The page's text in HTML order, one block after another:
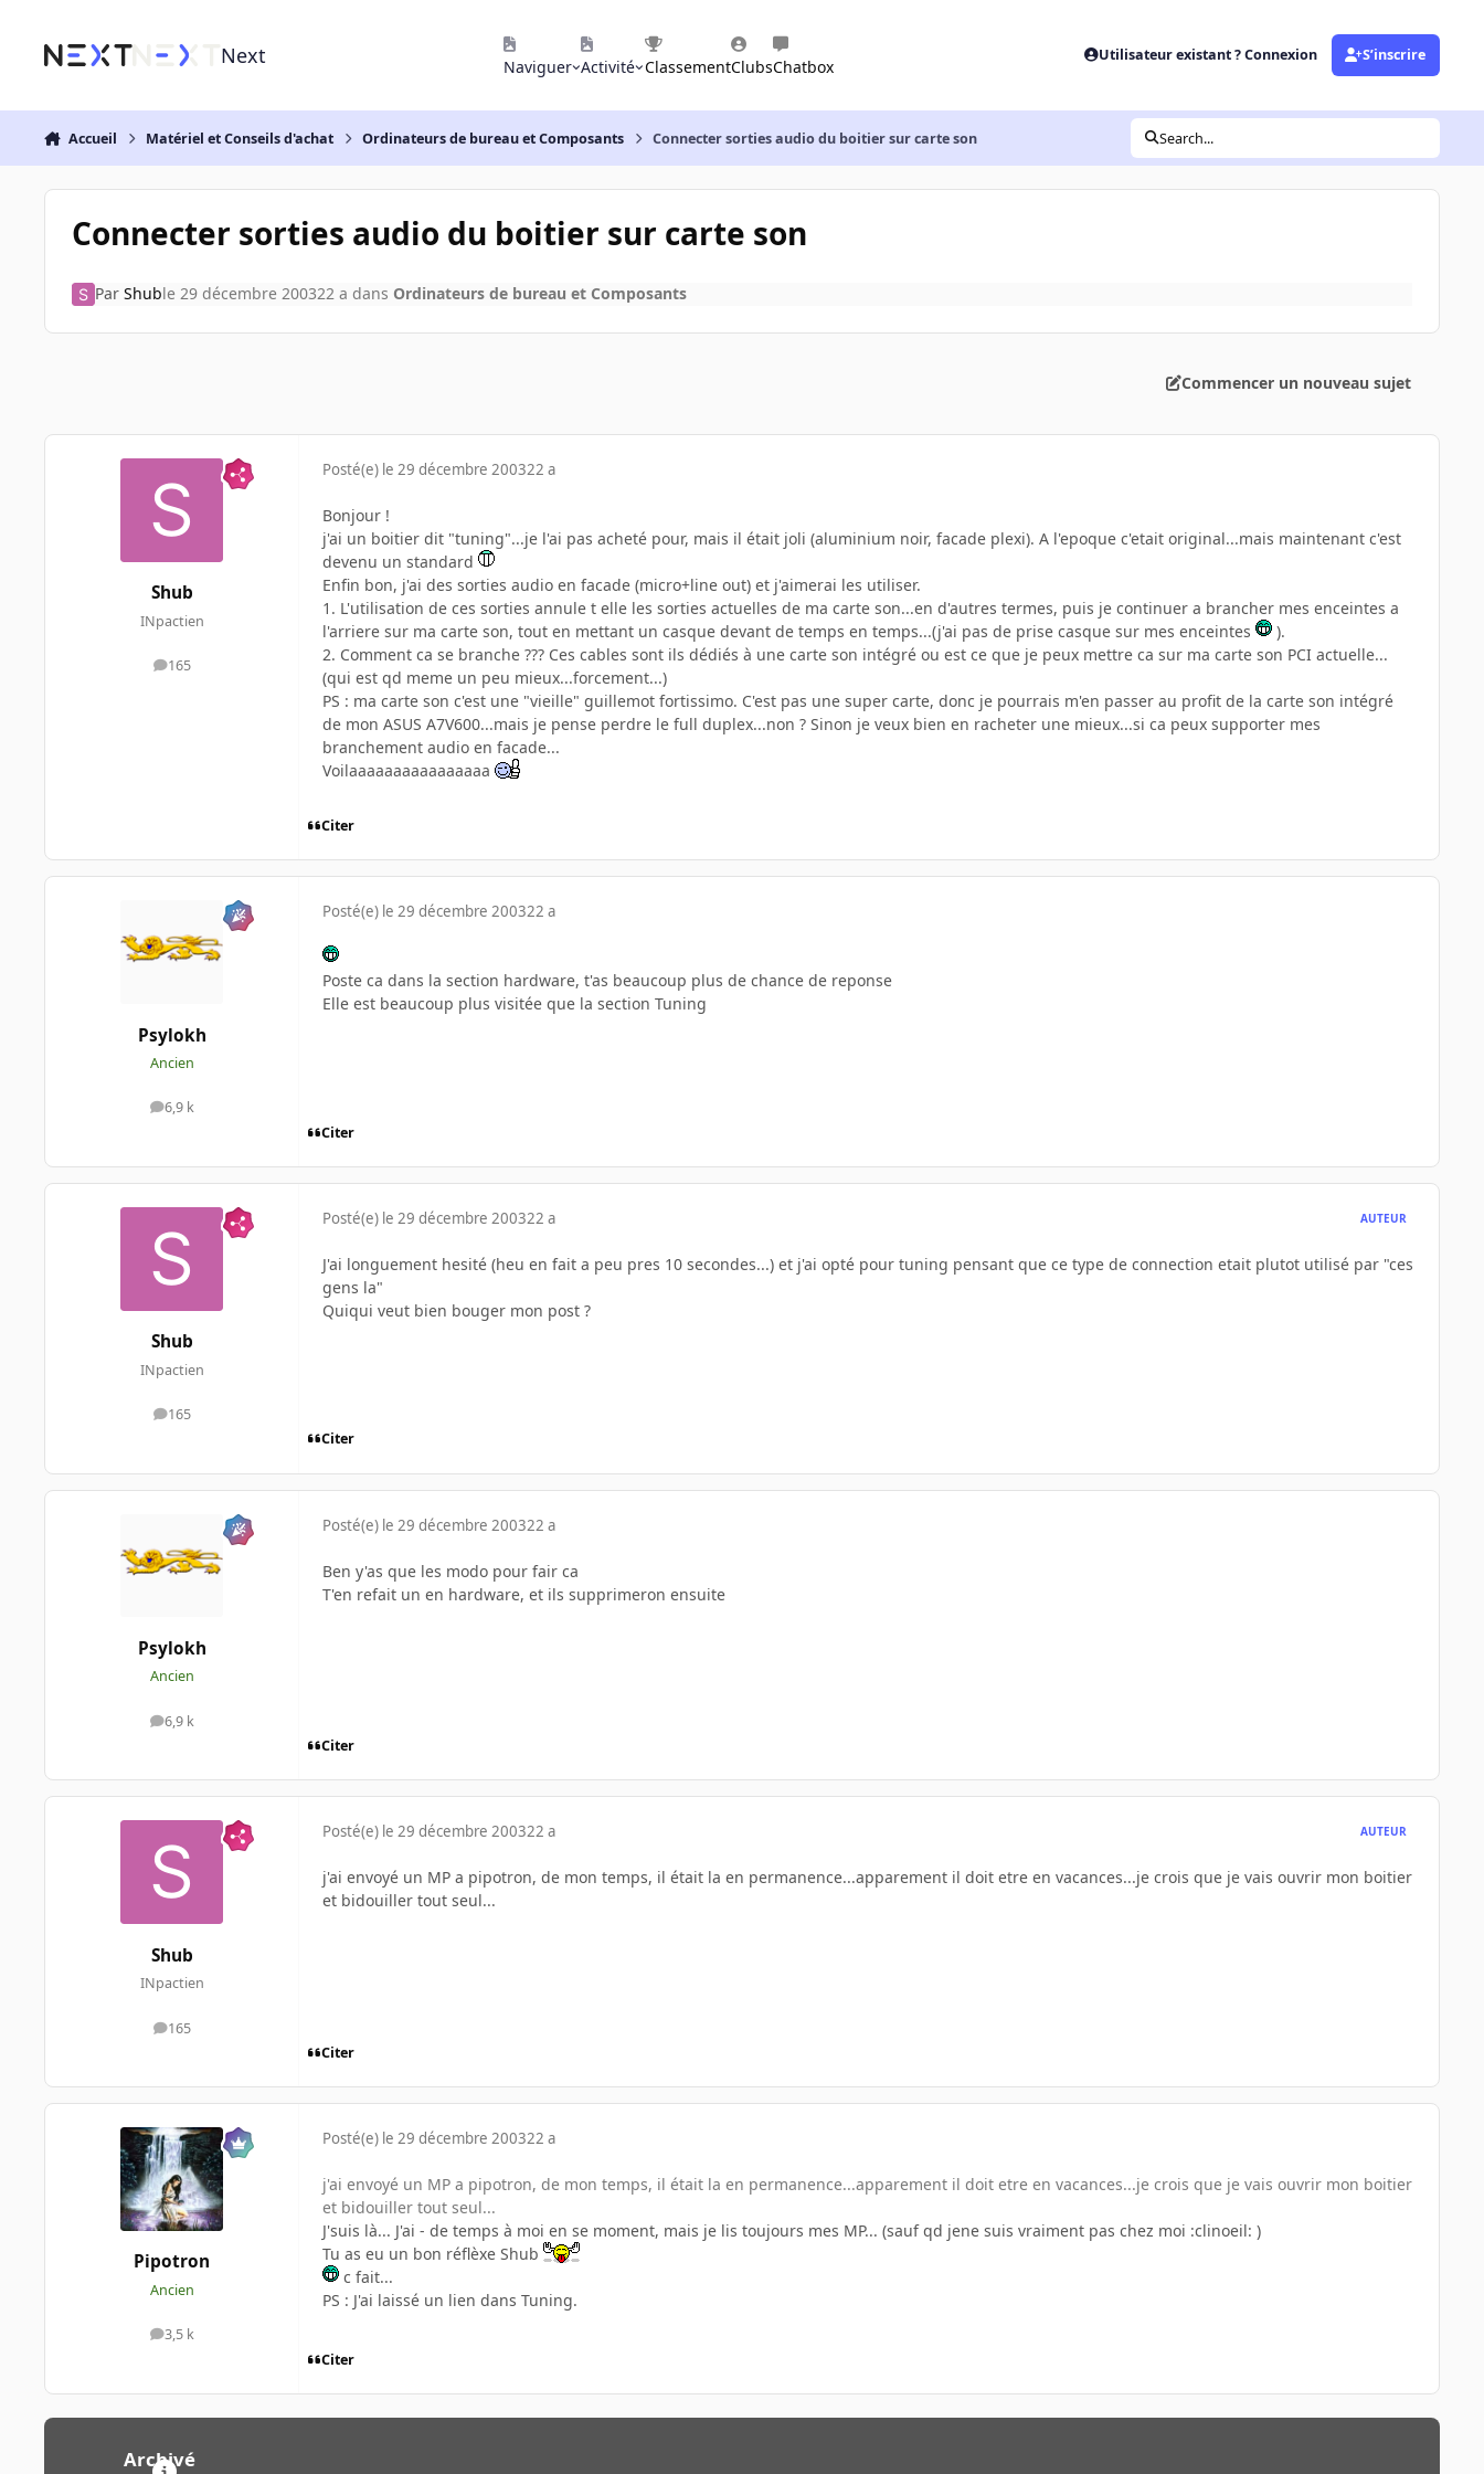
Next Naviguer Activité ClassementClubsChatbox
Utilisateur existant ? Connexion S’inscrire
Accueil Matériel et Conseils d'achat Ordinateurs de bureau et Composants Connecter sorties audio du boitier sur carte son Search...
Connecter sorties audio du boitier sur carte son
Par Shuble 29 décembre 200322 a dans Ordinateurs de bureau et Composants
Commencer un nouveau sujet
Shub
INpactien
165
messages
Posté(e) le 29 décembre 200322 a
Bonjour !
j'ai un boitier dit "tuning"...je l'ai pas acheté pour, mais il était joli (aluminium noir, facade plexi). A l'epoque c'etait original...mais maintenant c'est
devenu un standard
Enfin bon, j'ai des sorties audio en facade (micro+line out) et j'aimerai les utiliser.
1. L'utilisation de ces sorties annule t elle les sorties actuelles de ma carte son...en d'autres termes, puis je continuer a brancher mes enceintes a
l'arriere sur ma carte son, tout en mettant un casque devant de temps en temps...(j'ai pas de prise casque sur mes enceintes
).
2. Comment ca se branche ??? Ces cables sont ils dédiés à une carte son intégré ou est ce que je peux mettre ca sur ma carte son PCI actuelle...
(qui est qd meme un peu mieux...forcement...)
PS : ma carte son c'est une "vieille" guillemot fortissimo. C'est pas une super carte, donc je pourrais m'en passer au profit de la carte son intégré
de mon ASUS A7V600...mais je pense perdre le full duplex...non ? Sinon je veux bien en racheter une mieux...si ca peux supporter mes
branchement audio en facade...
Voilaaaaaaaaaaaaaaaa
Citer
Psylokh
Ancien
6,9 k
messages
Posté(e) le 29 décembre 200322 a
Poste ca dans la section hardware, t'as beaucoup plus de chance de reponse
Elle est beaucoup plus visitée que la section Tuning
Citer
Shub
INpactien
165
messages
Posté(e) le 29 décembre 200322 a AUTEUR
J'ai longuement hesité (heu en fait a peu pres 10 secondes...) et j'ai opté pour tuning pensant que ce type de connection etait plutot utilisé par "ces
gens la"
Quiqui veut bien bouger mon post ?
Citer
Psylokh
Ancien
6,9 k
messages
Posté(e) le 29 décembre 200322 a
Ben y'as que les modo pour fair ca
T'en refait un en hardware, et ils supprimeron ensuite
Citer
Shub
INpactien
165
messages
Posté(e) le 29 décembre 200322 a AUTEUR
j'ai envoyé un MP a pipotron, de mon temps, il était la en permanence...apparement il doit etre en vacances...je crois que je vais ouvrir mon boitier
et bidouiller tout seul...
Citer
Pipotron
Ancien
3,5 k
messages
Posté(e) le 29 décembre 200322 a
j'ai envoyé un MP a pipotron, de mon temps, il était la en permanence...apparement il doit etre en vacances...je crois que je vais ouvrir mon boitier
et bidouiller tout seul...
J'suis là... J'ai - de temps à moi en se moment, mais je lis toujours mes MP... (sauf qd jene suis vraiment pas chez moi :clinoeil: )
Tu as eu un bon réflèxe Shub
c fait...
PS : J'ai laissé un lien dans Tuning.
Citer
Archivé